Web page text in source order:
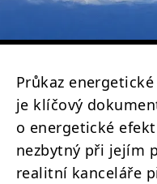
Průkaz
je klíčový
o energetické
nezbytný při jejím
realitní kanceláře